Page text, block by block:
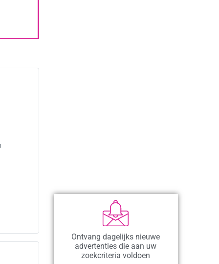
Ontvang dagelijks nieuwe
advertenties die aan uw
zoekcriteria voldoen